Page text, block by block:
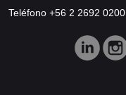
Teléfono +56 2 2692 0200